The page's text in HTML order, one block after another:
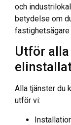
och
betydelse om
Utför
Alla tjänster du
utför vi: